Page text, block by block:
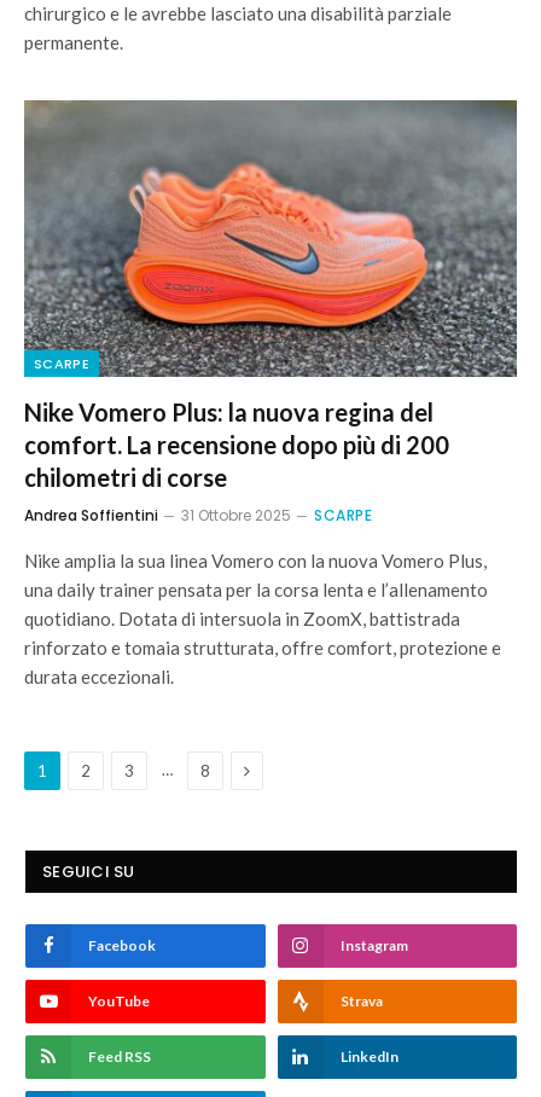
chirurgico e le avrebbe lasciato una disabilità parziale
permanente.
SCARPE
Nike Vomero Plus: la nuova regina del
comfort. La recensione dopo più di 200
chilometri di corse
Andrea Soffientini 31 Ottobre 2025 SCARPE
Nike amplia la sua linea Vomero con la nuova Vomero Plus,
una daily trainer pensata per la corsa lenta e l’allenamento
quotidiano. Dotata di intersuola in ZoomX, battistrada
rinforzato e tomaia strutturata, offre comfort, protezione e
durata eccezionali.
1 2 3 … 8 Next
SEGUICI SU
Facebook Instagram
YouTube Strava
Feed RSS LinkedIn